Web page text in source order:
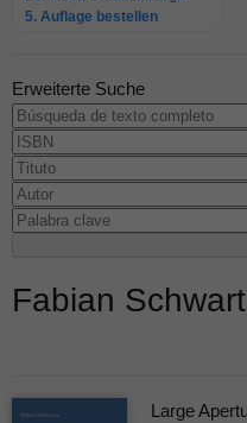
5. Auflage bestellen
Erweiterte Suche
Fabian
Large